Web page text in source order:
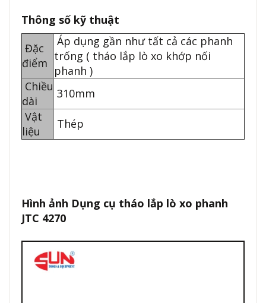
Thông số kỹ thuật
Đặc
điểm
Áp dụng gần như tất cả các phanh
trống ( tháo lắp lò xo khớp nối
phanh )
Chiều
dài
310mm
Vật
liệu
Thép
Hình ảnh Dụng cụ tháo lắp lò xo phanh
JTC 4270